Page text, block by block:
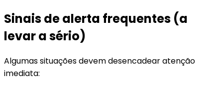
Sinais de alerta frequentes (a
levar a sério)
Algumas situações devem desencadear atenção
imediata: